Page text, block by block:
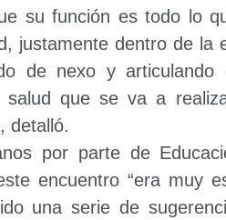
su función es todo lo
justamente dentro de la
de nexo y articulando
salud que se va a
detalló.
por parte de
encuentro “era muy
una serie de